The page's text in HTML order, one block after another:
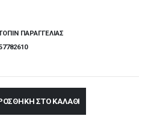
ΠΑΡΑΓΓΕΛΊΑΣ
ΣΤΟ ΚΑΛΆΘΙ